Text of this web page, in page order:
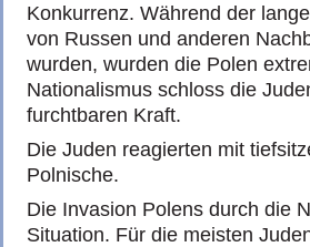
Konkurrenz. Während der
von Russen und anderen
wurden, wurden die Polen
Nationalismus schloss die
furchtbaren Kraft.
Die Juden reagierten mit
Polnische.
Die Invasion Polens durch die
Situation. Für die meisten